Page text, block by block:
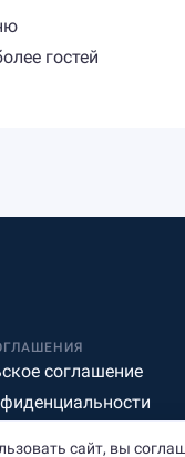
гостей
соглашение
сайт, вы